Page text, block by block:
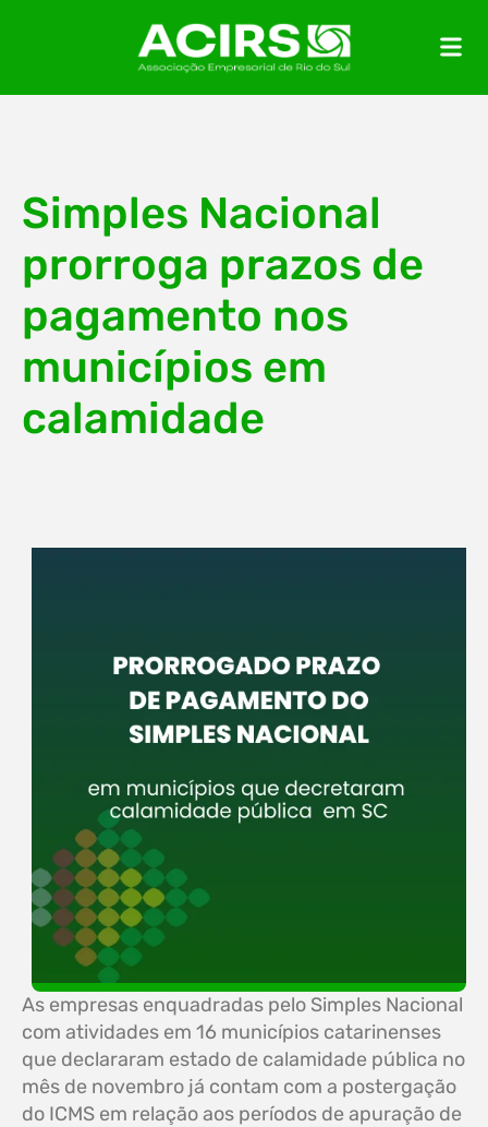
Simples Nacional
prorroga prazos de
pagamento nos
municípios em
calamidade
As empresas enquadradas pelo Simples Nacional
com atividades em 16 municípios catarinenses
que declararam estado de calamidade pública no
mês de novembro já contam com a postergação
do ICMS em relação aos períodos de apuração de